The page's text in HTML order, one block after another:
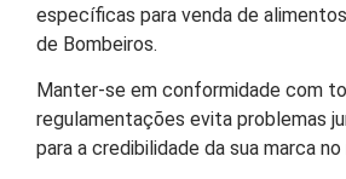
específicas para venda de
de Bombeiros.
Manter-se em conformidade com
regulamentações evita problemas
para a credibilidade da sua marca